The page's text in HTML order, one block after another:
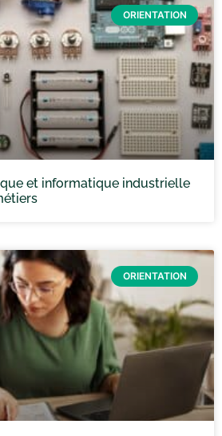
ORIENTATION
et informatique industrielle
ORIENTATION